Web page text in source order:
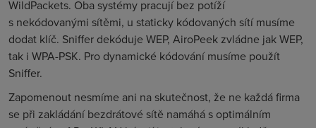
WildPackets. Oba systémy pracují bez potíží
s nekódovanými sítěmi, u staticky kódovaných sítí musíme
dodat klíč. Sniffer dekóduje WEP, AiroPeek zvládne jak WEP,
tak i WPA-PSK. Pro dynamické kódování musíme použít
Sniffer.
Zapomenout nesmíme ani na skutečnost, že ne každá firma
se při zakládání bezdrátové sítě namáhá s optimálním